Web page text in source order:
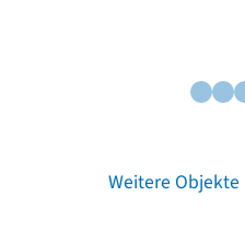
Weitere Objekte